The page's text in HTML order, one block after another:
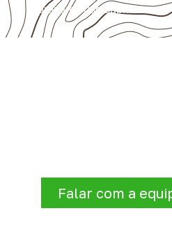
presumir uso submerso
Falar com a